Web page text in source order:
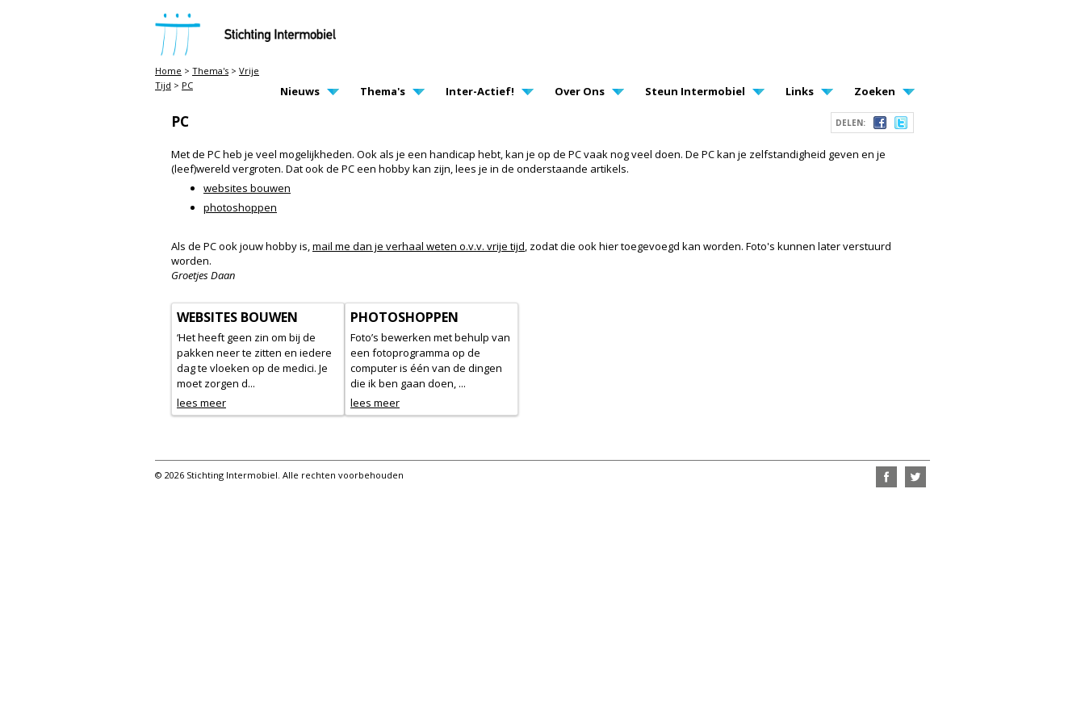
STICHTING INTERMOBIEL
MAIN PAGE NAVIGATION
Nieuws Thema's Inter-Actief! Over Ons Steun Intermobiel Links Zoeken
Home > Thema's > Vrije
Tijd > PC
DELEN:
PC
Met de PC heb je veel mogelijkheden. Ook als je een handicap hebt, kan je op de PC vaak nog veel doen. De PC kan je zelfstandigheid geven en je
(leef)wereld vergroten. Dat ook de PC een hobby kan zijn, lees je in de onderstaande artikels.
websites bouwen
photoshoppen
Als de PC ook jouw hobby is,mail me dan je verhaal weten o.v.v. vrije tijd, zodat die ook hier toegevoegd kan worden. Foto's kunnen later verstuurd
worden.
Groetjes Daan
WEBSITES BOUWEN
‘Het heeft geen zin om bij de
pakken neer te zitten en iedere
dag te vloeken op de medici. Je
moet zorgen d...
lees meer
PHOTOSHOPPEN
Foto’s bewerken met behulp van
een fotoprogramma op de
computer is één van de dingen
die ik ben gaan doen, ...
lees meer
© 2026 Stichting Intermobiel. Alle rechten voorbehouden